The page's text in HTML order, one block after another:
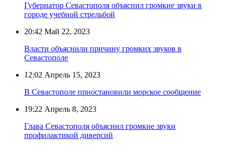
Губернатор Севастополя объяснил громкие звуки в
городе учебной стрельбой
20:42 Май 22, 2023
Власти объяснили причину громких звуков в
Севастополе
12:02 Апрель 15, 2023
В Севастополе приостановили морское сообщение
19:22 Апрель 8, 2023
Глава Севастополя объяснил громкие звуки
профилактикой диверсий